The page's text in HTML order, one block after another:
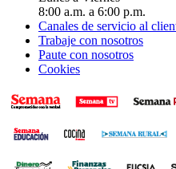
8:00 a.m. a 6:00 p.m.
Canales de servicio al
Trabaje con nosotros
Paute con nosotros
Cookies